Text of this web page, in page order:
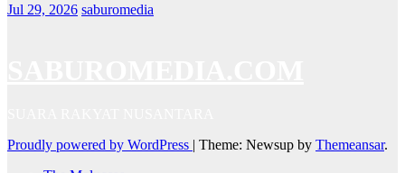
Jul 29, 2026 saburomedia
Proudly powered by WordPress | Theme: Newsup by Themeansar.